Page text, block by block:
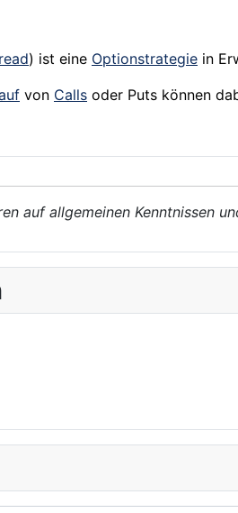
) ist eine Optionstrategie in
von Calls oder Puts können
auf allgemeinen Kenntnissen